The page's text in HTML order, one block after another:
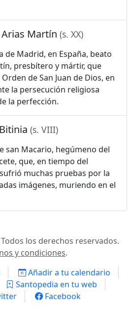
Martín (s. XX)
de Madrid, en España, beato
presbítero y mártir, que
de San Juan de Dios, en
la persecución religiosa
la perfección.
(s. VIII)
san Macario, hegúmeno del
que, en tiempo del
muchas pruebas por la
imágenes, muriendo en el
los derechos reservados.
y condiciones.
Añadir a tu calendario
Santopedia en tu web
Facebook